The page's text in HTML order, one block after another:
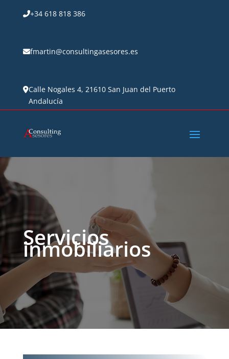
+34 618 818 386
fmartin@consultingasesores.es
Calle Nogales 4, 21610 San Juan del Puerto
Andalucía
Servicios
inmobiliarios